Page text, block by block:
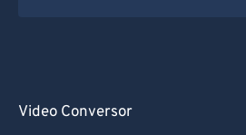
Video Conversor